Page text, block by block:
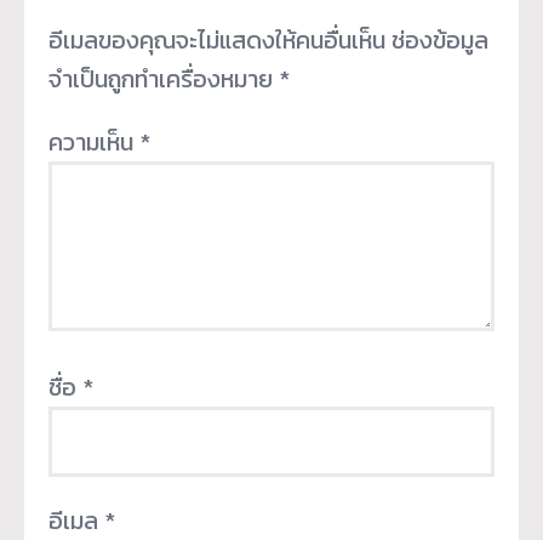
อีเมลของคุณจะไม่แสดงให้คนอื่นเห็น ช่องข้อมูล
จำเป็นถูกทำเครื่องหมาย *
ความเห็น *
ชื่อ *
อีเมล *